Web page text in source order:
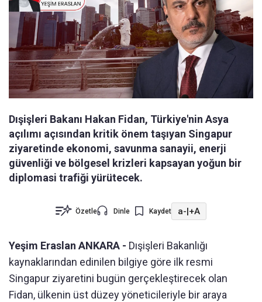
Dışişleri Bakanı Hakan Fidan, Türkiye'nin Asya
açılımı açısından kritik önem taşıyan Singapur
ziyaretinde ekonomi, savunma sanayii, enerji
güvenliği ve bölgesel krizleri kapsayan yoğun bir
diplomasi trafiği yürütecek.
Özetle Dinle Kaydet a-|+A
Yeşim Eraslan ANKARA - Dışişleri Bakanlığı
kaynaklarından edinilen bilgiye göre ilk resmi
Singapur ziyaretini bugün gerçekleştirecek olan
Fidan, ülkenin üst düzey yöneticileriyle bir araya